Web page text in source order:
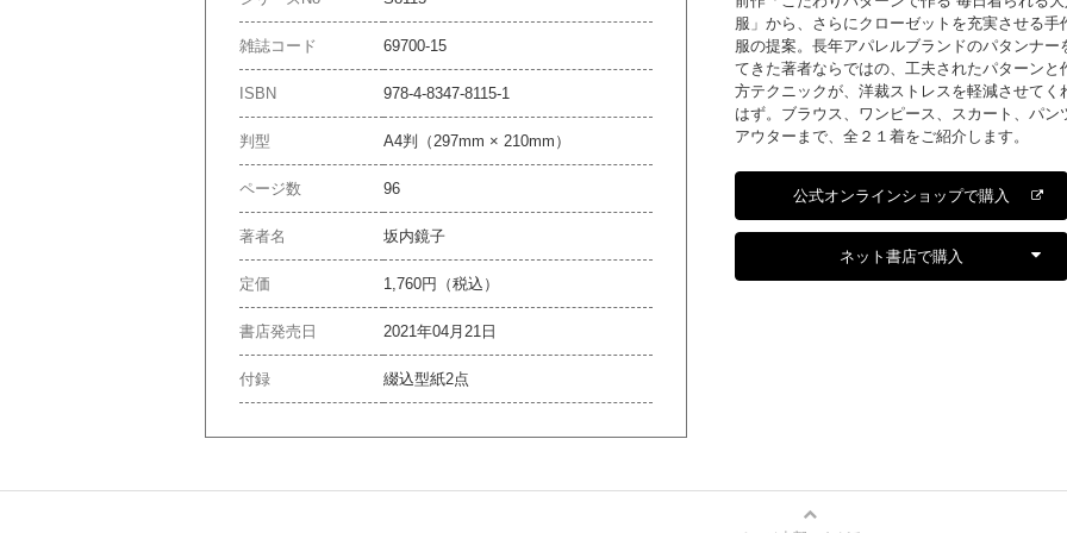
雑誌コード 69700-15
ISBN 978-4-8347-8115-1
判型 A4判（297mm × 210mm）
ページ数 96
著者名 坂内鏡子
定価 1,760円（税込）
書店発売日 2021年04月21日
付録 綴込型紙2点
服」から、さらにクローゼットを充実させる手
服の提案。長年アパレルブランドのパタンナー
てきた著者ならではの、工夫されたパターンと
方テクニックが、洋裁ストレスを軽減させてく
はず。ブラウス、ワンピース、スカート、パン
アウターまで、全２１着をご紹介します。
公式オンラインショップで購入
ネット書店で購入